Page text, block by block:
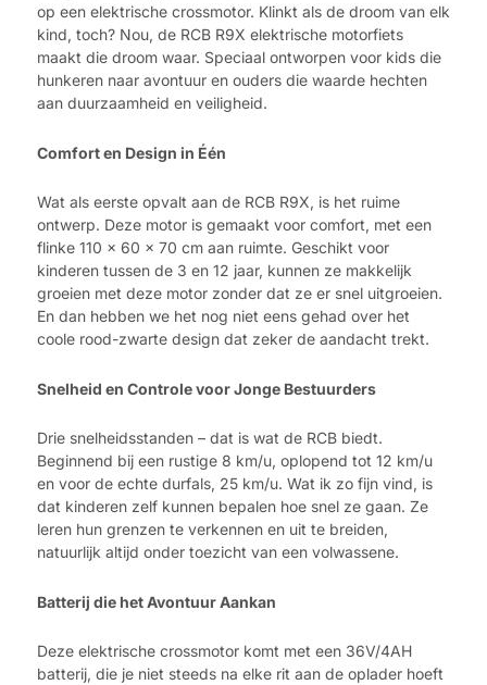
op een elektrische crossmotor. Klinkt als de droom van elk
kind, toch? Nou, de RCB R9X elektrische motorfiets
maakt die droom waar. Speciaal ontworpen voor kids die
hunkeren naar avontuur en ouders die waarde hechten
aan duurzaamheid en veiligheid.
Comfort en Design in Één
Wat als eerste opvalt aan de RCB R9X, is het ruime
ontwerp. Deze motor is gemaakt voor comfort, met een
flinke 110 x 60 x 70 cm aan ruimte. Geschikt voor
kinderen tussen de 3 en 12 jaar, kunnen ze makkelijk
groeien met deze motor zonder dat ze er snel uitgroeien.
En dan hebben we het nog niet eens gehad over het
coole rood-zwarte design dat zeker de aandacht trekt.
Snelheid en Controle voor Jonge Bestuurders
Drie snelheidsstanden – dat is wat de RCB biedt.
Beginnend bij een rustige 8 km/u, oplopend tot 12 km/u
en voor de echte durfals, 25 km/u. Wat ik zo fijn vind, is
dat kinderen zelf kunnen bepalen hoe snel ze gaan. Ze
leren hun grenzen te verkennen en uit te breiden,
natuurlijk altijd onder toezicht van een volwassene.
Batterij die het Avontuur Aankan
Deze elektrische crossmotor komt met een 36V/4AH
batterij, die je niet steeds na elke rit aan de oplader hoeft